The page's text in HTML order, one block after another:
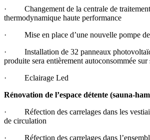
· Changement de la centrale de traitement
thermodynamique haute performance
· Mise en place d’une nouvelle pompe de
· Installation de 32 panneaux
produite sera entièrement autoconsommée sur
· Eclairage Led
Rénovation de l’espace détente (sauna-
· Réfection des carrelages dans les
de circulation
· Réfection des carrelages dans